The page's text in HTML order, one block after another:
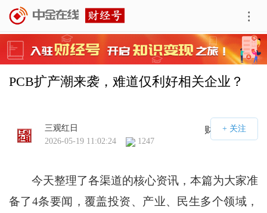
PCB扩产潮来袭，难道仅利好相关企业？
财经号APP
三观红日
2026-05-19 11:02:24
1247
今天整理了各渠道的核心资讯，本篇为大家准
备了4条要闻，覆盖投资、产业、民生多个领域，